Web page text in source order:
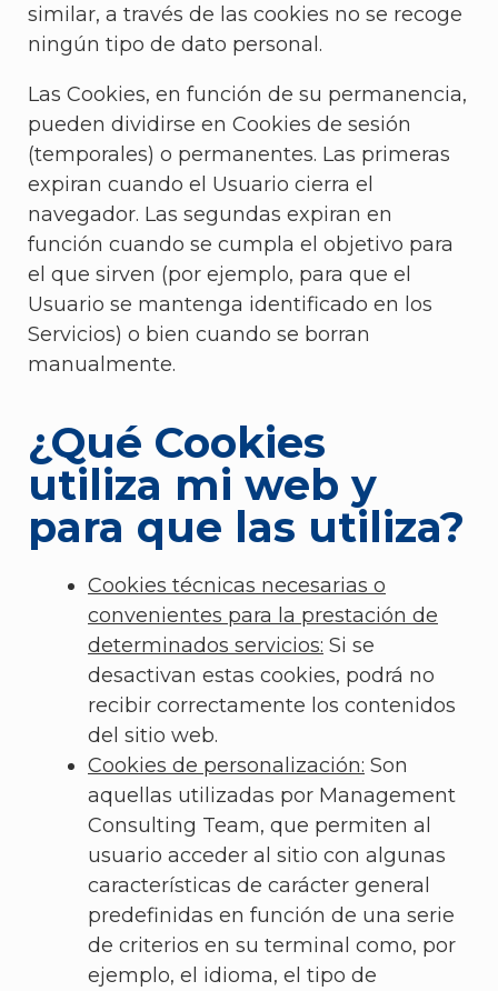
similar, a través de las cookies no se recoge
ningún tipo de dato personal.
Las Cookies, en función de su permanencia,
pueden dividirse en Cookies de sesión
(temporales) o permanentes. Las primeras
expiran cuando el Usuario cierra el
navegador. Las segundas expiran en
función cuando se cumpla el objetivo para
el que sirven (por ejemplo, para que el
Usuario se mantenga identificado en los
Servicios) o bien cuando se borran
manualmente.
¿Qué Cookies
utiliza mi web y
para que las utiliza?
Cookies técnicas necesarias o
convenientes para la prestación de
determinados servicios: Si se
desactivan estas cookies, podrá no
recibir correctamente los contenidos
del sitio web.
Cookies de personalización: Son
aquellas utilizadas por Management
Consulting Team, que permiten al
usuario acceder al sitio con algunas
características de carácter general
predefinidas en función de una serie
de criterios en su terminal como, por
ejemplo, el idioma, el tipo de